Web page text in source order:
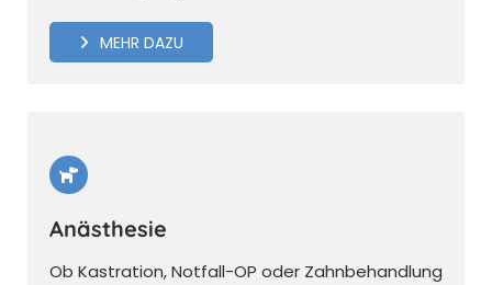
MEHR DAZU
Anästhesie
Ob Kastration, Notfall-OP oder Zahnbehandlung